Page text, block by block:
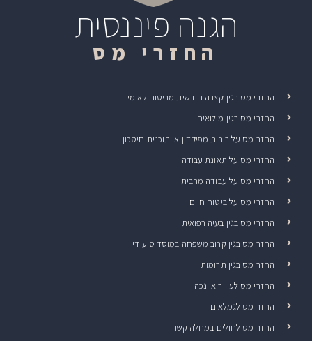
הגנה פיננסית
החזרי מס
החזרי מס בגין קצבה חודשית מביטוח לאומי
החזרי מס בגין מילואים
החזר מס על ריבית מפיקדון או תוכנית חיסכון
החזרי מס על תאונת עבודה
החזרי מס על עבודה מהבית
החזרי מס על ביטוח חיים
החזרי מס בגין בעיה רפואית
החזר מס בגין קרוב משפחה במוסד סיעודי
החזר מס בגין תרומות
החזרי מס לעיוור או נכה
החזר מס לגמלאים
החזר מס לחולים במחלה קשה